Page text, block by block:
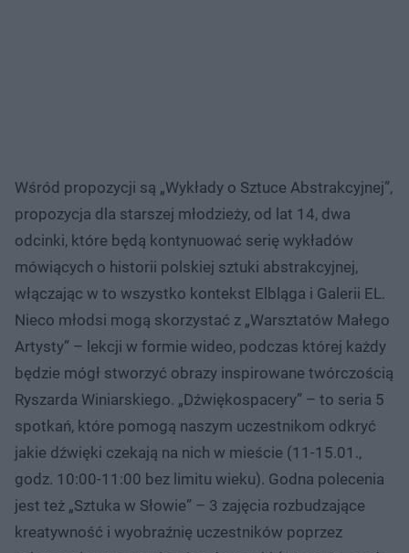
Wśród propozycji są „Wykłady o Sztuce Abstrakcyjnej”,
propozycja dla starszej młodzieży, od lat 14, dwa
odcinki, które będą kontynuować serię wykładów
mówiących o historii polskiej sztuki abstrakcyjnej,
włączając w to wszystko kontekst Elbląga i Galerii EL.
Nieco młodsi mogą skorzystać z „Warsztatów Małego
Artysty” – lekcji w formie wideo, podczas której każdy
będzie mógł stworzyć obrazy inspirowane twórczością
Ryszarda Winiarskiego. „Dźwiękospacery” – to seria 5
spotkań, które pomogą naszym uczestnikom odkryć
jakie dźwięki czekają na nich w mieście (11-15.01.,
godz. 10:00-11:00 bez limitu wieku). Godna polecenia
jest też „Sztuka w Słowie” – 3 zajęcia rozbudzające
kreatywność i wyobraźnię uczestników poprzez